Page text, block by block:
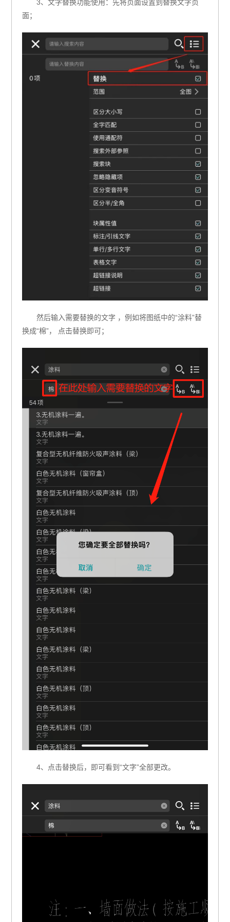
3、文字替换功能使用：先将页面设置到替换文字页
面；
然后输入需要替换的文字 ，例如将图纸中的“涂料”替
换成“棉”， 点击替换即可；
4、点击替换后，即可看到“文字”全部更改。